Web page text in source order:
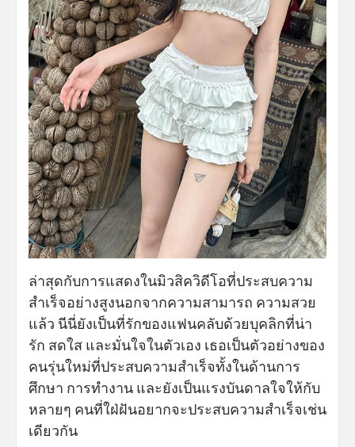
ล่าสุดกับการแสดงในมิวสิควิดีโอที่ประสบความ
สำเร็จอย่างสูงนอกจากความสามารถ ความสวย
แล้ว นีนี่ยังเป็นที่รักของแฟนคลับด้วยบุคลิกที่น่า
รัก สดใส และมั่นใจในตัวเอง เธอเป็นตัวอย่างของ
คนรุ่นใหม่ที่ประสบความสำเร็จทั้งในด้านการ
ศึกษา การทำงาน และยังเป็นแรงบันดาลใจให้กับ
หลายๆ คนที่ใฝ่ฝันอยากจะประสบความสำเร็จเช่น
เดียวกัน